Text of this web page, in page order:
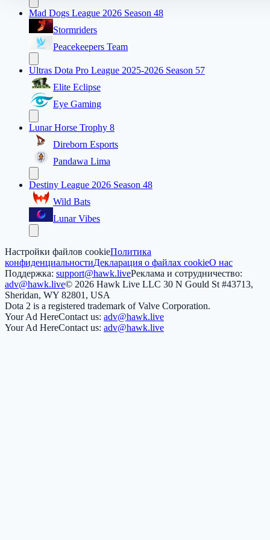
Mad Dogs League 2026 Season 48
Stormriders
Peacekeepers Team
Ultras Dota Pro League 2025-2026 Season 57
Elite Eclipse
Eye Gaming
Lunar Horse Trophy 8
Direborn Esports
Pandawa Lima
Destiny League 2026 Season 48
Wild Bats
Lunar Vibes
Настройки файлов cookieПолитика
конфиденциальностиДекларация о файлах cookieО нас
Поддержка: support@hawk.liveРеклама и сотрудничество:
adv@hawk.live© 2026 Hawk Live LLC 30 N Gould St #43713,
Sheridan, WY 82801, USA
Dota 2 is a registered trademark of Valve Corporation.
Your Ad HereContact us: adv@hawk.live
Your Ad HereContact us: adv@hawk.live